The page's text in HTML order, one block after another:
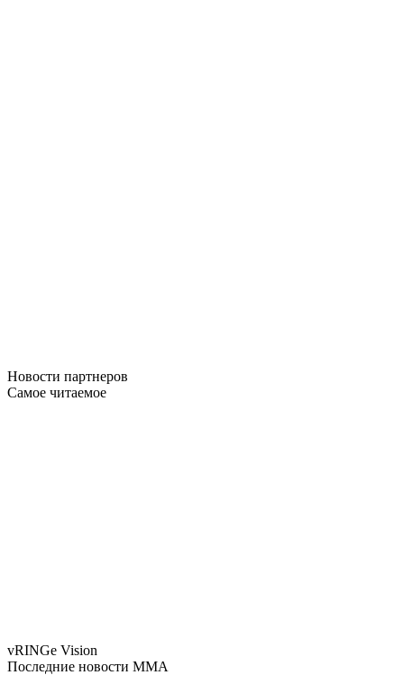
Новости партнеров
Самое читаемое
vRINGe Vision
Последние новости MMA